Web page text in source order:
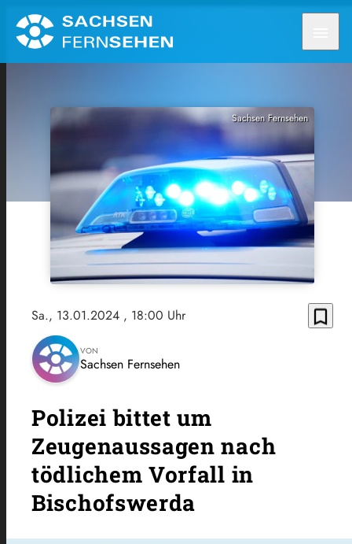
Sachsen Fernsehen
Sa., 13.01.2024 , 18:00 Uhr bookmark_border
VON
Sachsen Fernsehen
Polizei bittet um
Zeugenaussagen nach
tödlichem Vorfall in
Bischofswerda